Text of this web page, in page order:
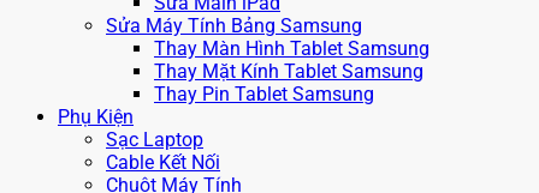
Sửa Máy Tính Bảng Samsung
Thay Màn Hình Tablet Samsung
Thay Mặt Kính Tablet Samsung
Thay Pin Tablet Samsung
Phụ Kiện
Sạc Laptop
Cable Kết Nối
Chuột Máy Tính